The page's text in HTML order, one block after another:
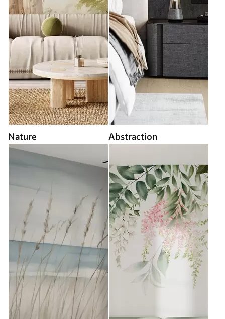
Nature Abstraction